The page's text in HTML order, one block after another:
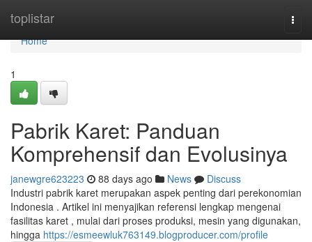
toplistar
Home
Home
1
Pabrik Karet: Panduan
Komprehensif dan Evolusinya
janewgre623223 88 days ago News
Discuss
Industri pabrik karet merupakan aspek penting dari perekonomian
Indonesia . Artikel ini menyajikan referensi lengkap mengenai
fasilitas karet , mulai dari proses produksi, mesin yang digunakan,
hingga https://esmeewluk763149.blogproducer.com/profile